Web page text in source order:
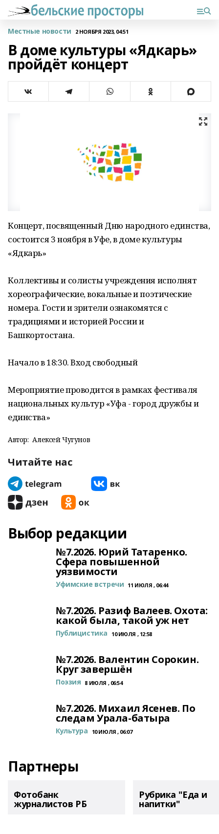
Местные новости 2 НОЯБРЯ 2023, 04:51
В доме культуры «Ядкарь»
пройдёт концерт
Концерт, посвященный Дню народного единства,
состоится 3 ноября в Уфе, в доме культуры
«Ядкарь»
Коллективы и солисты учреждения исполнят
хореографические, вокальные и поэтические
номера. Гости и зрители ознакомятся с
традициями и историей России и
Башкортостана.
Начало в 18:30. Вход свободный
Мероприятие проводится в рамках фестиваля
национальных культур «Уфа - город дружбы и
единства»
Автор: Алексей Чугунов
Читайте нас
Выбор редакции
№7.2026. Юрий Татаренко.
Сфера повышенной
уязвимости
Уфимские встречи 11 ИЮЛЯ , 06:44
№7.2026. Разиф Валеев. Охота:
какой была, такой уж нет
Публицистика 10 ИЮЛЯ , 12:58
№7.2026. Валентин Сорокин.
Круг завершён
Поэзия 8 ИЮЛЯ , 06:54
№7.2026. Михаил Ясенев. По
следам Урала-батыра
Культура 10 ИЮЛЯ , 06:07
Партнеры
Фотобанк
журналистов РБ
Рубрика "Еда и
напитки"